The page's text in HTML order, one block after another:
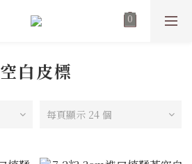
空白皮標
每頁顯示 24 個